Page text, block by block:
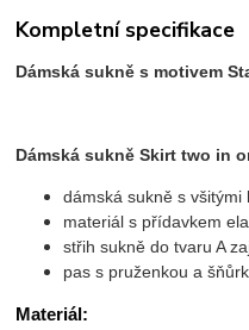
Kompletní specifikace
Dámská sukně s motivem
Dámská sukně Skirt two in
dámská sukně s
materiál s přídavkem
střih sukně do tvaru A
pas s pruženkou a
Materiál: